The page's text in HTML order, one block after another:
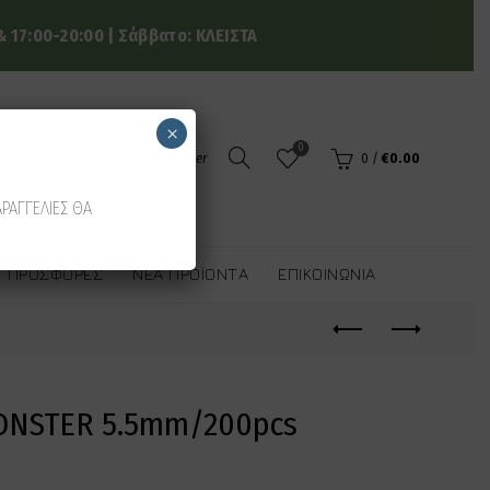
20:00 | Σάββατο: ΚΛΕΙΣΤΑ
Login / Register
0
0 / €0.00
ΠΡΟΣΦΟΡΈΣ ΝΈΑ ΠΡΟΪΌΝΤΑ ΕΠΙΚΟΙΝΩΝΊΑ
5.5mm/200pcs
ΘΑ
×